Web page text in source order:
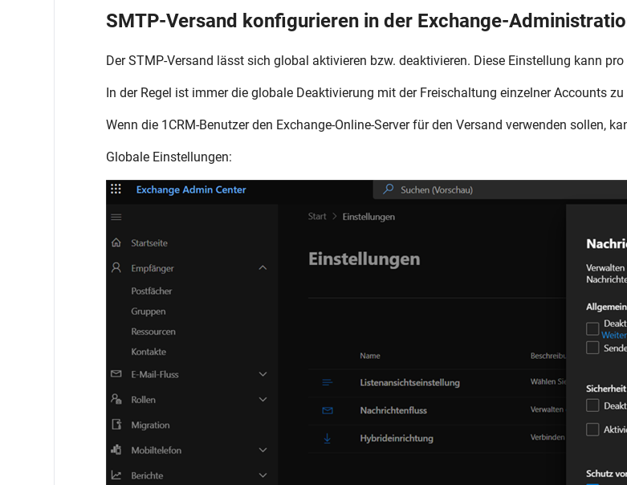
SMTP-Versand konfigurieren in der Exchange-
Der STMP-Versand lässt sich global aktivieren bzw. deaktivieren. Diese Einstellung kann
In der Regel ist immer die globale Deaktivierung mit der Freischaltung einzelner Accounts
Wenn die 1CRM-Benutzer den Exchange-Online-Server für den Versand verwenden sollen,
Globale Einstellungen: